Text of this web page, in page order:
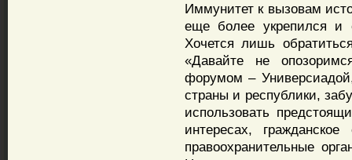
Иммунитет к вызовам
еще более укрепился и
Хочется лишь
«Давайте не
форумом –
страны и республики,
использовать
интересах,
правоохранительные